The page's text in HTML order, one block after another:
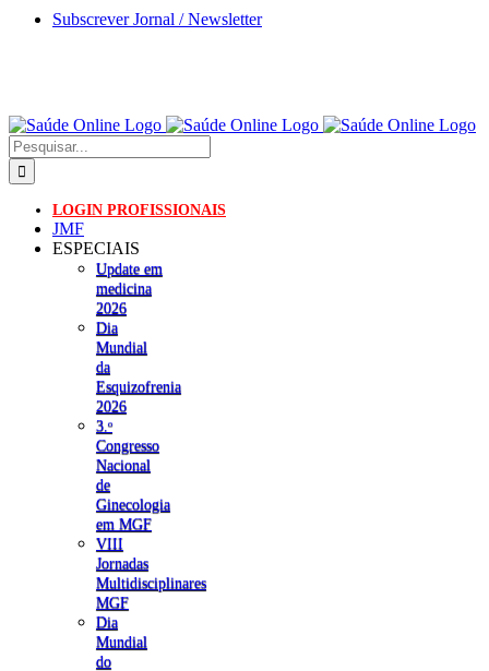
Skip
Subscrever Jornal / Newsletter
Pesquisar
LOGIN PROFISSIONAIS
JMF
ESPECIAIS
Update em
medicina
2026
Dia
Mundial
da
Esquizofrenia
2026
3.ᵒ
Congresso
Nacional
de
Ginecologia
em MGF
VIII
Jornadas
Multidisciplinares
MGF
Dia
Mundial
do